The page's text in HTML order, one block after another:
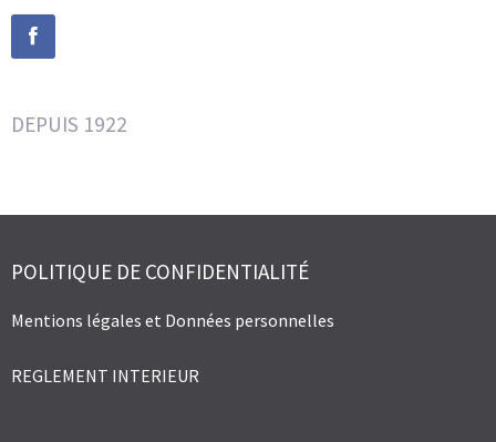
DEPUIS 1922
POLITIQUE DE CONFIDENTIALITÉ
Mentions légales et Données personnelles
REGLEMENT INTERIEUR